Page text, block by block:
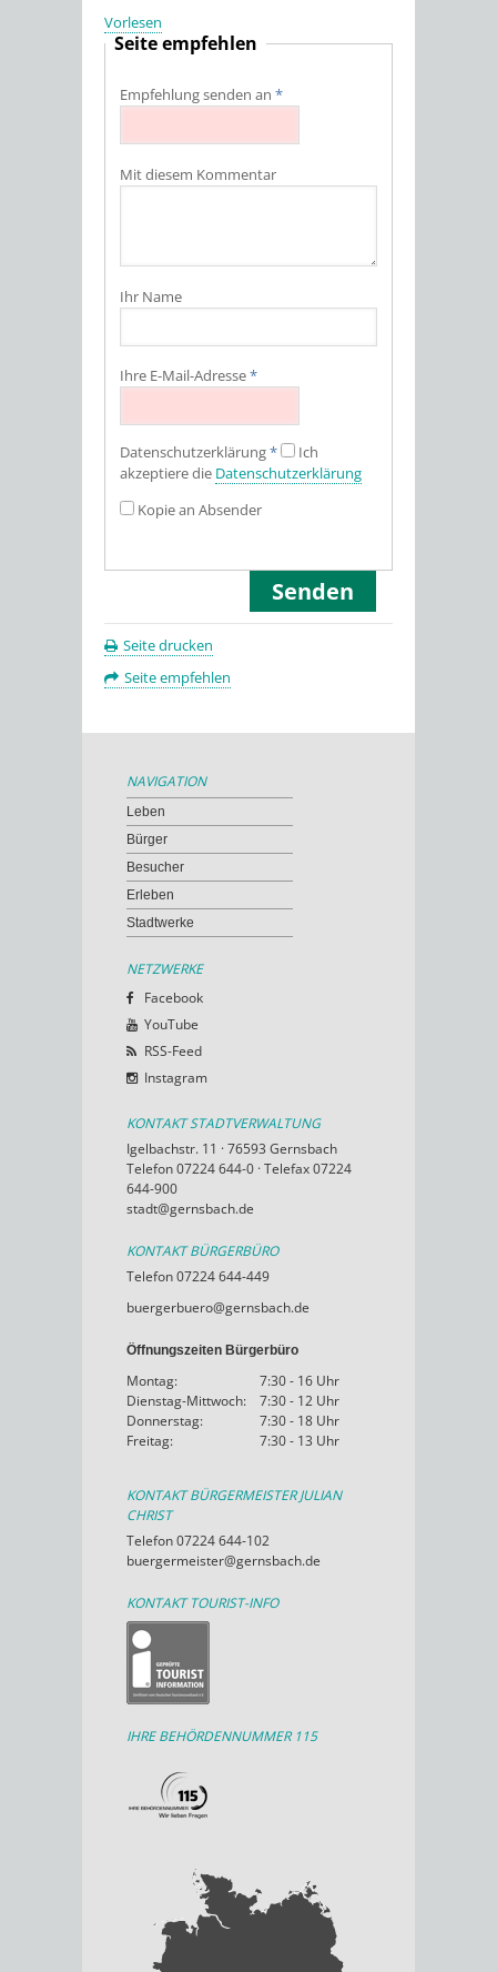
Vorlesen
Seite empfehlen
Empfehlung senden an *
Mit diesem Kommentar
Ihr Name
Ihre E-Mail-Adresse*
Datenschutz­erklärung*
Ich
akzeptiere die Datenschutz­erklärung
Kopie an Absender
Seite drucken
Seite empfehlen
NAVIGATION
Leben
Bürger
Besucher
Erleben
Stadtwerke
NETZWERKE
Facebook
YouTube
RSS-Feed
Instagram
KONTAKT STADTVERWALTUNG
Igelbachstr. 11 · 76593 Gernsbach
Telefon 07224 644-0 · Telefax 07224
644-900
stadt@gernsbach.de
KONTAKT BÜRGERBÜRO
Telefon 07224 644-449
buergerbuero@gernsbach.de
Öffnungszeiten Bürgerbüro
Montag:
7:30 - 16 Uhr
Dienstag-Mittwoch:
7:30 - 12 Uhr
Donnerstag:
7:30 - 18 Uhr
Freitag:
7:30 - 13 Uhr
KONTAKT BÜRGERMEISTER JULIAN
CHRIST
Telefon 07224 644-102
buergermeister@gernsbach.de
KONTAKT TOURIST-INFO
IHRE BEHÖRDENNUMMER 115